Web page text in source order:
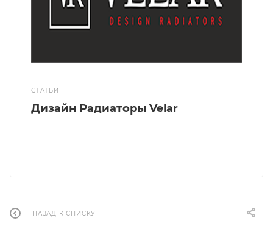
СТАТЬИ
Дизайн Радиаторы Velar
НАЗАД К СПИСКУ